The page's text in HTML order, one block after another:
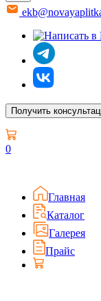
Получить
0
Главная
Каталог
Галерея
Прайс